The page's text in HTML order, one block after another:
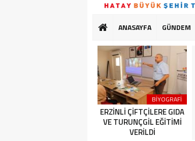
ANASAYFA GÜNDEM
SAĞLIK
BİYOGRAFİ
ERZİNLİ ÇİFTÇİLERE GIDA
VE TURUNÇGİL EĞİTİMİ
VERİLDİ